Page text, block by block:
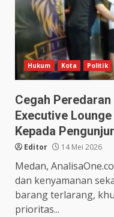
Hukum Kota Politik
Cegah
Executive
Kepada
Editor 14 Mei 2026
Medan,
dan kenyamanan
barang terlarang,
prioritas...